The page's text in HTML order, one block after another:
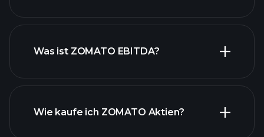
Was ist ZOMATO EBITDA?
Wie kaufe ich ZOMATO Aktien?